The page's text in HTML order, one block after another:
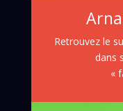
Retrouvez le
dans
«